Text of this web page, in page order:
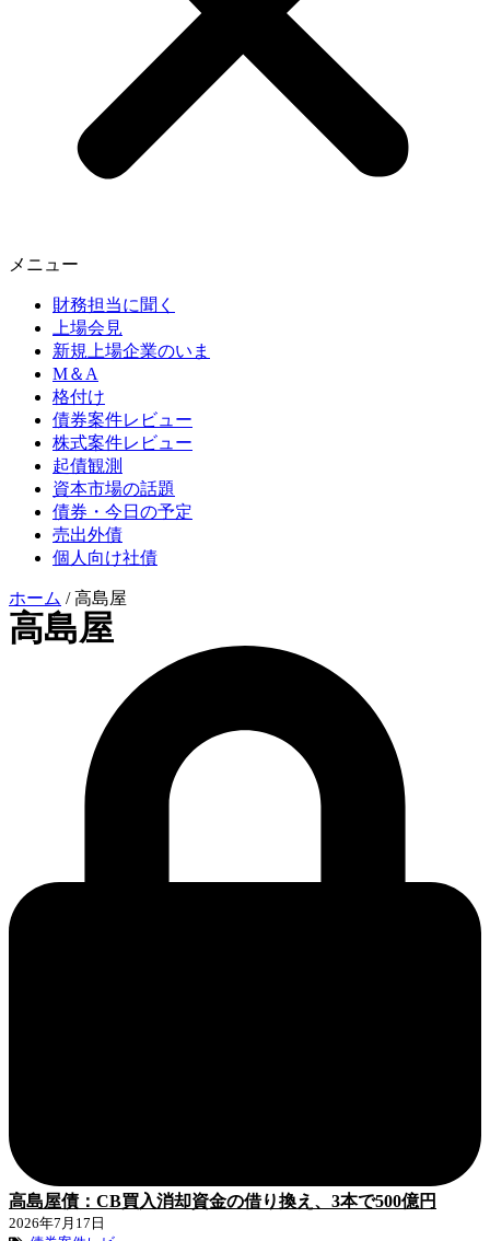
メニュー
財務担当に聞く
上場会見
新規上場企業のいま
M＆A
格付け
債券案件レビュー
株式案件レビュー
起債観測
資本市場の話題
債券・今日の予定
売出外債
個人向け社債
ホーム /高島屋
高島屋
高島屋債：CB買入消却資金の借り換え、3本で500億円
2026年7月17日